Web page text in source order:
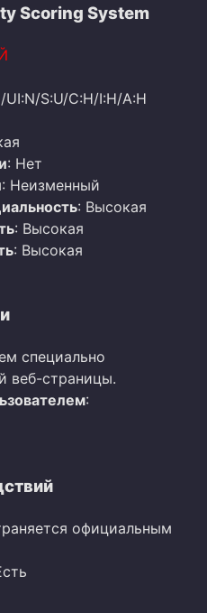
Scoring System
UI:N/S:U/C:H/I:H/A:H
: Нет
: Неизменный
: Высокая
: Высокая
: Высокая
специально
веб-страницы.
:
официальным